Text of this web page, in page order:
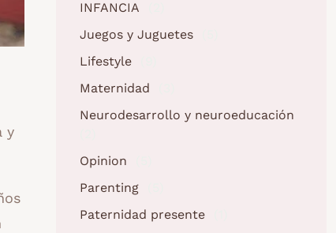
y
INFANCIA
Juegos y Juguetes
Lifestyle
Maternidad
Neurodesarrollo y neuroeducación
Opinion
Parenting
Paternidad presente